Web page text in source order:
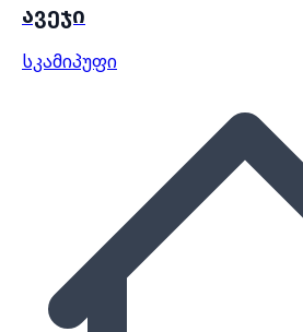
ავეჯი
სკამიპუფი